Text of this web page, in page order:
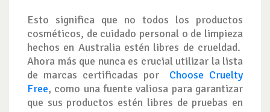
Esto significa que no todos los productos
cosméticos, de cuidado personal o de limpieza
hechos en Australia estén libres de crueldad.
Ahora más que nunca es crucial utilizar la lista
de marcas certificadas por Choose Cruelty
Free, como una fuente valiosa para garantizar
que sus productos estén libres de pruebas en